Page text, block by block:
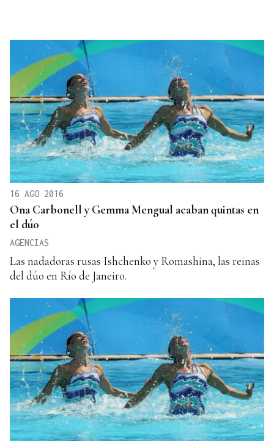
16 AGO 2016
Ona Carbonell y Gemma Mengual acaban quintas en
el dúo
AGENCIAS
Las nadadoras rusas Ishchenko y Romashina, las reinas
del dúo en Río de Janeiro.